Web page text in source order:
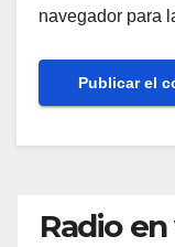
navegador para
Radio